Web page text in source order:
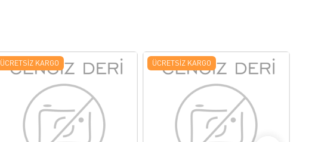
ÜCRETSIZ KARGO ÜCRETSIZ KARGO